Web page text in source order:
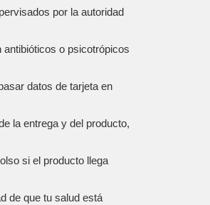
por la autoridad
o psicotrópicos
datos de tarjeta en
la entrega y del producto,
si el producto llega
de que tu salud está